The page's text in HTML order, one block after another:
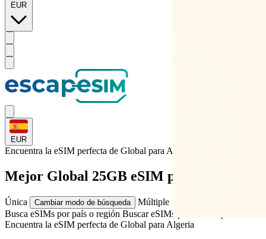
EUR
EUR
Encuentra la eSIM perfecta de Global para Algeria
Mejor Global 25GB eSIM para Algeria
Única Cambiar modo de búsqueda
Múltiple
Busca eSIMs por país o región Buscar eSIMs para varios países
Encuentra la eSIM perfecta de Global para Algeria